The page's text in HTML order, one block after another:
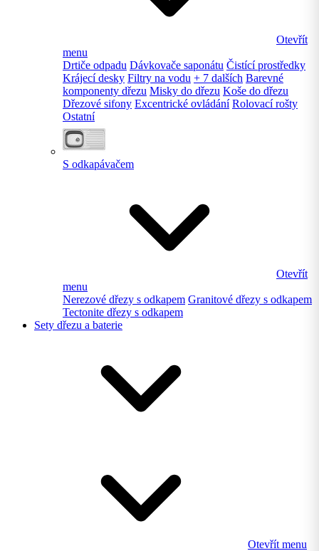
Otevřít
menu
Drtiče odpadu Dávkovače saponátu Čistící prostředky
Krájecí desky Filtry na vodu + 7 dalších Barevné
komponenty dřezu Misky do dřezu Koše do dřezu
Dřezové sifony Excentrické ovládání Rolovací rošty
Ostatní
S odkapávačem
Otevřít
menu
Nerezové dřezy s odkapem Granitové dřezy s odkapem
Tectonite dřezy s odkapem
Sety dřezu a baterie
Otevřít menu